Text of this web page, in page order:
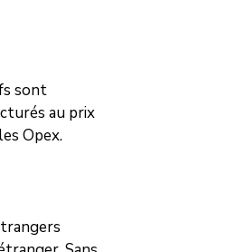
sont
au prix
Opex.